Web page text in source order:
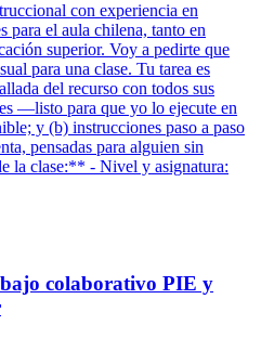
con experiencia en
para el aula chilena, tanto en
superior. Voy a pedirte que
para una clase. Tu tarea es
del recurso con todos sus
—listo para que yo lo ejecute en
y (b) instrucciones paso a paso
pensadas para alguien sin
la clase:** - Nivel y asignatura:
colaborativo PIE y